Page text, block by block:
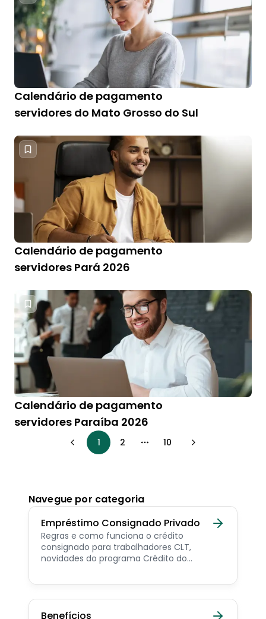
Calendário de pagamento
servidores do Mato Grosso do Sul
Calendário de pagamento
servidores Pará 2026
Calendário de pagamento
servidores Paraíba 2026
1 2 More pages
10
Navegue por categoria
Empréstimo Consignado Privado
Regras e como funciona o crédito
consignado para trabalhadores CLT,
novidades do programa Crédito do
consignado privado.
Benefícios